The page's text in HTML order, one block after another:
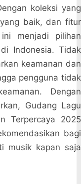
koleksi yang
baik, dan fitur
menjadi pilihan
Indonesia. Tidak
keamanan dan
pengguna tidak
Dengan
Gudang Lagu
Terpercaya 2025
bagi
musik kapan saja